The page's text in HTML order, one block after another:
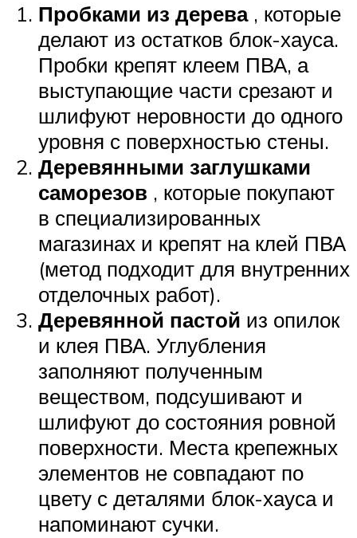
Пробками из дерева, которые
делают из остатков блок-хауса.
Пробки крепят клеем ПВА, а
выступающие части срезают и
шлифуют неровности до одного
уровня с поверхностью стены.
Деревянными заглушками
саморезов , которые покупают
в специализированных
магазинах и крепят на клей ПВА
(метод подходит для внутренних
отделочных работ).
Деревянной пастой из опилок
и клея ПВА. Углубления
заполняют полученным
веществом, подсушивают и
шлифуют до состояния ровной
поверхности. Места крепежных
элементов не совпадают по
цвету с деталями блок-хауса и
напоминают сучки.